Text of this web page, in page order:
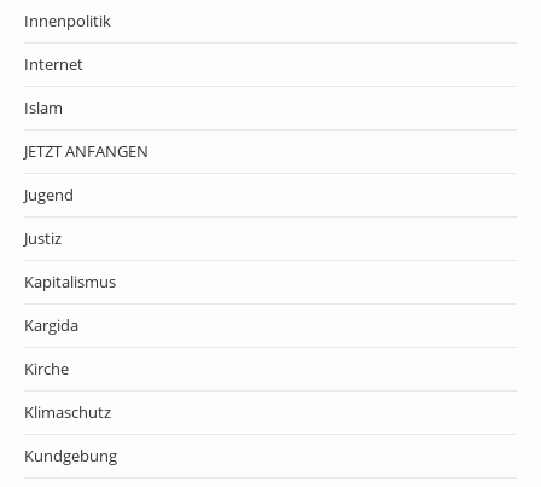
Innenpolitik
Internet
Islam
JETZT ANFANGEN
Jugend
Justiz
Kapitalismus
Kargida
Kirche
Klimaschutz
Kundgebung